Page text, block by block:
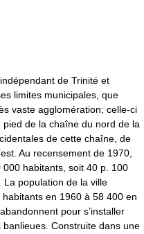
de Trinité et
limites municipales, que
vaste agglomération; celle-ci
pied de la chaîne du nord de la
de cette chaîne, de
Au recensement de 1970,
000 habitants, soit 40 p. 100
La population de la ville
en 1960 à 58 400 en
pour s’installer
Construite dans une